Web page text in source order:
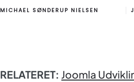
MICHAEL SØNDERUP NIELSEN
RELATERET: Joomla